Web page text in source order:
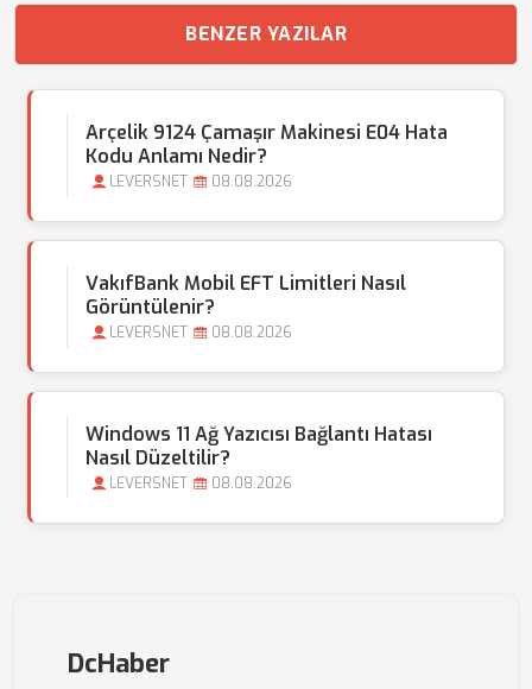
BENZER YAZILAR
Arçelik 9124 Çamaşır Makinesi E04 Hata
Kodu Anlamı Nedir?
LEVERSNET 08.08.2026
VakıfBank Mobil EFT Limitleri Nasıl
Görüntülenir?
LEVERSNET 08.08.2026
Windows 11 Ağ Yazıcısı Bağlantı Hatası
Nasıl Düzeltilir?
LEVERSNET 08.08.2026
DcHaber